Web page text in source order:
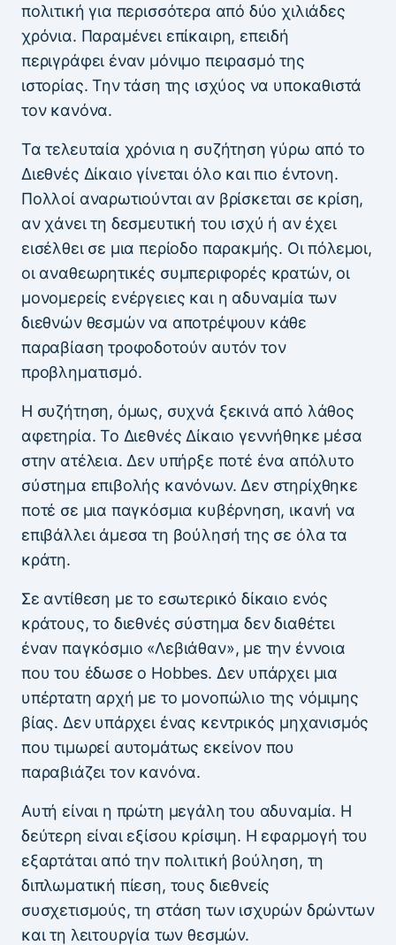
πολιτική για περισσότερα από δύο χιλιάδες
χρόνια. Παραμένει επίκαιρη, επειδή
περιγράφει έναν μόνιμο πειρασμό της
ιστορίας. Την τάση της ισχύος να υποκαθιστά
τον κανόνα.
Τα τελευταία χρόνια η συζήτηση γύρω από το
Διεθνές Δίκαιο γίνεται όλο και πιο έντονη.
Πολλοί αναρωτιούνται αν βρίσκεται σε κρίση,
αν χάνει τη δεσμευτική του ισχύ ή αν έχει
εισέλθει σε μια περίοδο παρακμής. Οι πόλεμοι,
οι αναθεωρητικές συμπεριφορές κρατών, οι
μονομερείς ενέργειες και η αδυναμία των
διεθνών θεσμών να αποτρέψουν κάθε
παραβίαση τροφοδοτούν αυτόν τον
προβληματισμό.
Η συζήτηση, όμως, συχνά ξεκινά από λάθος
αφετηρία. Το Διεθνές Δίκαιο γεννήθηκε μέσα
στην ατέλεια. Δεν υπήρξε ποτέ ένα απόλυτο
σύστημα επιβολής κανόνων. Δεν στηρίχθηκε
ποτέ σε μια παγκόσμια κυβέρνηση, ικανή να
επιβάλλει άμεσα τη βούλησή της σε όλα τα
κράτη.
Σε αντίθεση με το εσωτερικό δίκαιο ενός
κράτους, το διεθνές σύστημα δεν διαθέτει
έναν παγκόσμιο «Λεβιάθαν», με την έννοια
που του έδωσε ο Hobbes. Δεν υπάρχει μια
υπέρτατη αρχή με το μονοπώλιο της νόμιμης
βίας. Δεν υπάρχει ένας κεντρικός μηχανισμός
που τιμωρεί αυτομάτως εκείνον που
παραβιάζει τον κανόνα.
Αυτή είναι η πρώτη μεγάλη του αδυναμία. Η
δεύτερη είναι εξίσου κρίσιμη. Η εφαρμογή του
εξαρτάται από την πολιτική βούληση, τη
διπλωματική πίεση, τους διεθνείς
συσχετισμούς, τη στάση των ισχυρών δρώντων
και τη λειτουργία των θεσμών.